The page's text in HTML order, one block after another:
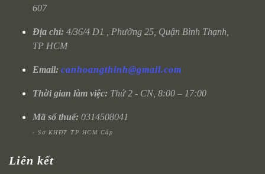
607
Địa chỉ: 4/36/4 D1 , Phường 25, Quận Bình Thạnh,
TP HCM
Email: canhoangthinh@gmail.com
Thời gian làm việc: Thứ 2 - CN, 8:00 – 17:00
Mã số thuế: 0314508041
- Sở KHĐT TP HCM Cấp
Liên kết